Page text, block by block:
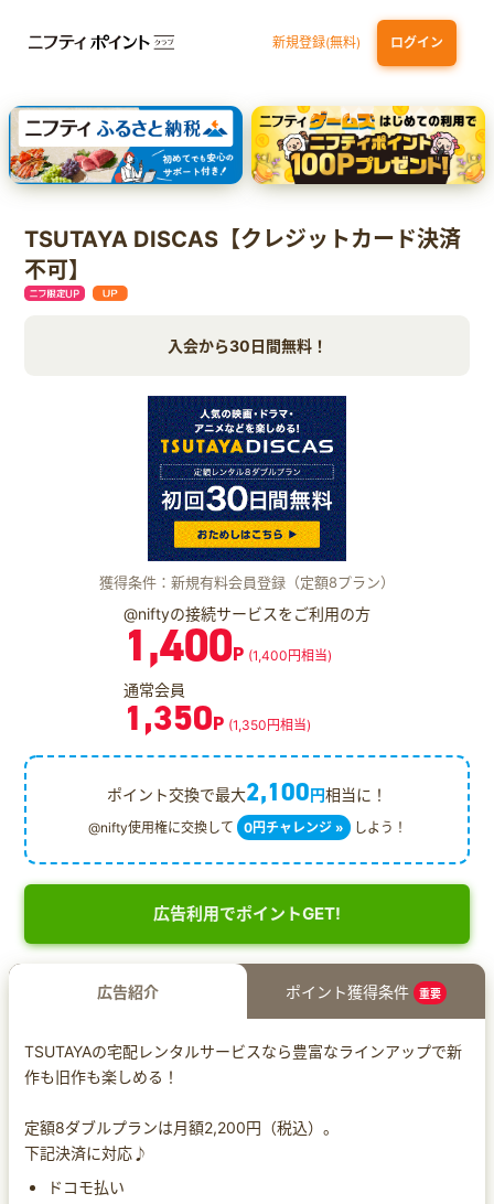
新規登録(無料) ログイン
dカード 九州カードNEXT JCB ORIGINAL SERIES：JCBカード S
三井住友カード ゴールド（NL）（家族カード発行）
【実質初月無料】DMM | Disney+(ディズニープラス) セットプラン
TSUTAYA DISCAS【クレジットカード決済
不可】
入会から30日間無料！
獲得条件：新規有料会員登録（定額8プラン）
@niftyの接続サービスをご利用の方
1,400P (1,400円相当)
通常会員
1,350P (1,350円相当)
ポイント交換で最大2,100円相当に！
@nifty使用権に交換して 0円チャレンジ » しよう！
広告利用でポイントGET!
広告紹介 ポイント獲得条件 重要
TSUTAYAの宅配レンタルサービスなら豊富なラインアップで新
作も旧作も楽しめる！
定額8ダブルプランは月額2,200円（税込）。
下記決済に対応♪
ドコモ払い